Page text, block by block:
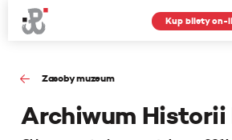
Kup bilety on-
Zasoby muzeum
Archiwum Historii